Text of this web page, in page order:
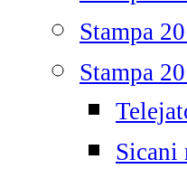
Stampa
Stampa
Sicani